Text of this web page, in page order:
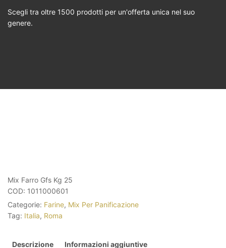
Scegli tra oltre 1500 prodotti per un'offerta unica nel suo
genere.
Mix Farro Gfs Kg 25
COD: 1011000601
Categorie: Farine, Mix Per Panificazione
Tag: Italia, Roma
Descrizione Informazioni aggiuntive